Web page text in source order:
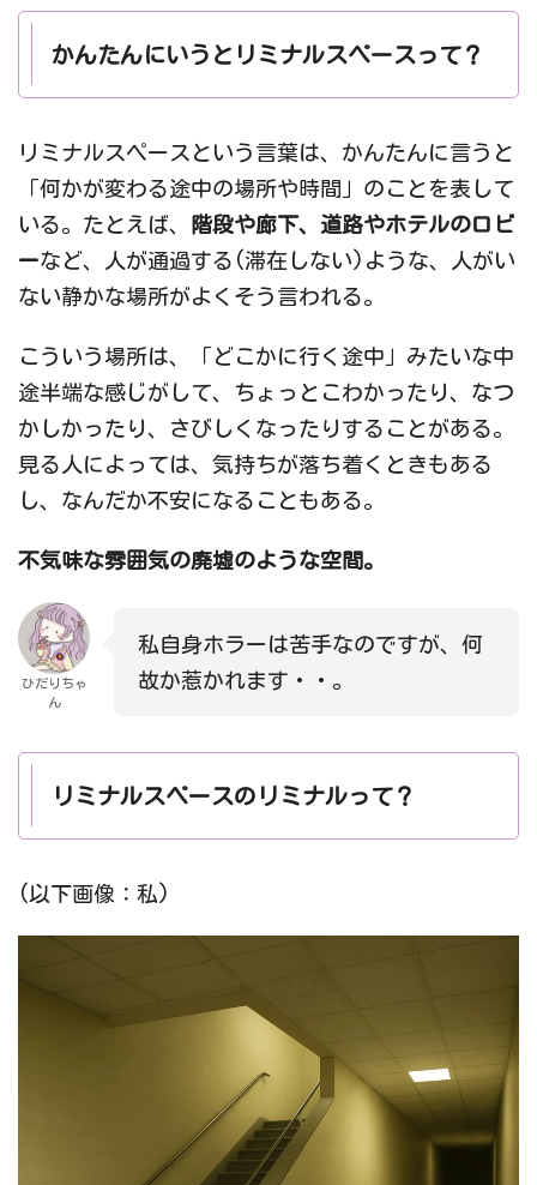
かんたんにいうとリミナルスペースって？
リミナルスペースという言葉は、かんたんに言うと
「何かが変わる途中の場所や時間」のことを表して
いる。たとえば、
階段や廊下、道路やホテルのロビ
ーなど、人が通過する(滞在しない)ような、人がい
ない静かな場所がよくそう言われる。
こういう場所は、「どこかに行く途中」みたいな中
途半端な感じがして、ちょっとこわかったり、なつ
かしかったり、さびしくなったりすることがある。
見る人によっては、気持ちが落ち着くときもある
し、なんだか不安になることもある。
不気味な雰囲気の廃墟のような空間。
ひだりちゃ
ん
私自身ホラーは苦手なのですが、何
故か惹かれます・・。
リミナルスペースのリミナルって？
(以下画像：私)